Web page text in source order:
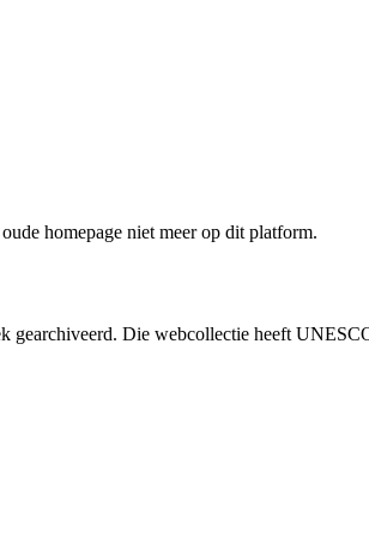
homepage niet meer op dit platform.
Die webcollectie heeft